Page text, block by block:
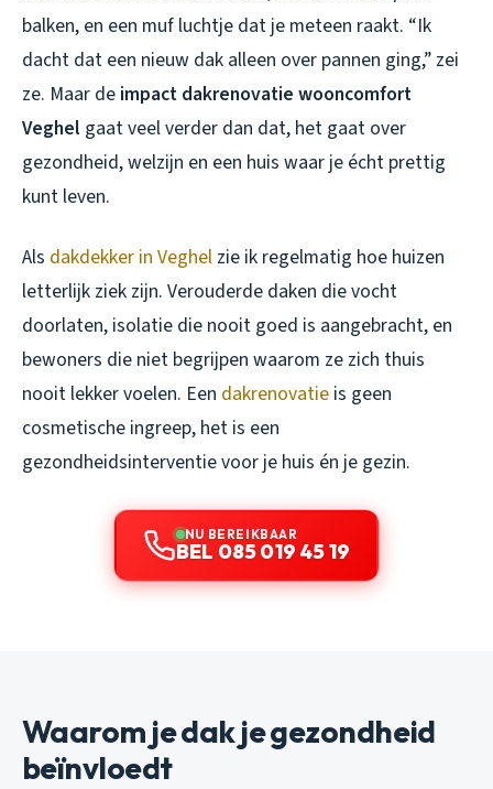
balken, en een muf luchtje dat je meteen raakt. “Ik
dacht dat een nieuw dak alleen over pannen ging,” zei
ze. Maar de impact dakrenovatie wooncomfort
Veghel gaat veel verder dan dat, het gaat over
gezondheid, welzijn en een huis waar je écht prettig
kunt leven.
Als dakdekker in Veghel zie ik regelmatig hoe huizen
letterlijk ziek zijn. Verouderde daken die vocht
doorlaten, isolatie die nooit goed is aangebracht, en
bewoners die niet begrijpen waarom ze zich thuis
nooit lekker voelen. Een dakrenovatie is geen
cosmetische ingreep, het is een
gezondheidsinterventie voor je huis én je gezin.
NU BEREIKBAAR
BEL 085 019 45 19
Waarom je dak je gezondheid
beïnvloedt